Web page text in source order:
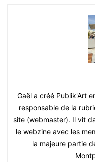
Gaël a créé Publik'Art
responsable de la
site (webmaster). Il vit
le webzine avec les
la majeure partie